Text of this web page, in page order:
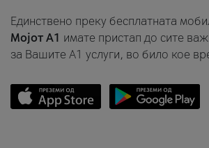
Единствено преку бесплатната
Мојот A1 имате пристап до сите
за Вашите A1 услуги, во било кое